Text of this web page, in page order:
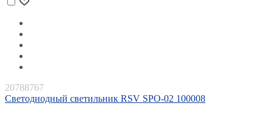
20788767
Светодиодный светильник RSV SPO-02 100008